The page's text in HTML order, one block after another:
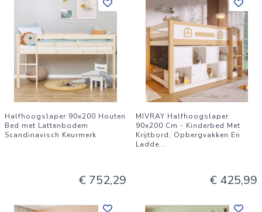
Halfhoogslaper 90x200 Houten
Bed met Lattenbodem
Scandinavisch Keurmerk
€ 752,29
MIVRAY Halfhoogslaper
90x200 Cm - Kinderbed Met
Krijtbord, Opbergvakken En
Ladde...
€ 425,99